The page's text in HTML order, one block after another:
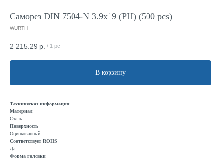
Саморез DIN 7504-N 3.9x19 (PH) (500 pcs)
WURTH
2 215.29 р. / 1 pc
В корзину
Техническая информация
Материал
Сталь
Поверхность
Оцинкованный
Соответствует ROHS
Да
Форма головки